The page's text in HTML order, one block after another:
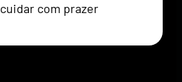
com prazer